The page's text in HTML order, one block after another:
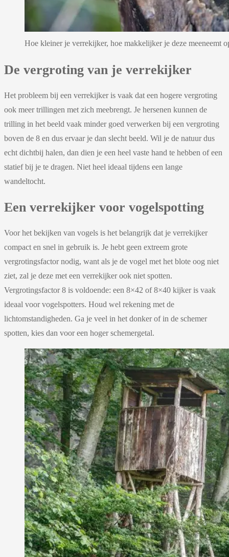
Hoe kleiner je verrekijker, hoe makkelijker je deze meeneemt
De vergroting van je verrekijker
Het probleem bij een verrekijker is vaak dat een hogere vergroting
ook meer trillingen met zich meebrengt. Je hersenen kunnen de
trilling in het beeld vaak minder goed verwerken bij een vergroting
boven de 8 en dus ervaar je dan slecht beeld. Wil je de natuur dus
echt dichtbij halen, dan dien je een heel vaste hand te hebben of een
statief bij je te dragen. Niet heel ideaal tijdens een lange
wandeltocht.
Een verrekijker voor vogelspotting
Voor het bekijken van vogels is het belangrijk dat je verrekijker
compact en snel in gebruik is. Je hebt geen extreem grote
vergrotingsfactor nodig, want als je de vogel met het blote oog niet
ziet, zal je deze met een verrekijker ook niet spotten.
Vergrotingsfactor 8 is voldoende: een 8×42 of 8×40 kijker is vaak
ideaal voor vogelspotters. Houd wel rekening met de
lichtomstandigheden. Ga je veel in het donker of in de schemer
spotten, kies dan voor een hoger schemergetal.